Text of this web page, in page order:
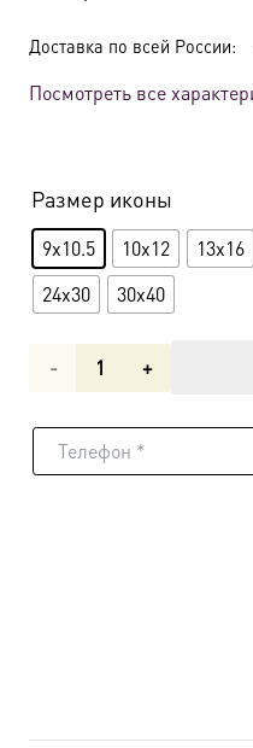
Доставка по всей России:
Посмотреть все
Размер иконы
9x10.5 10x12 13x16
24x30
30x40
Количество
Икона